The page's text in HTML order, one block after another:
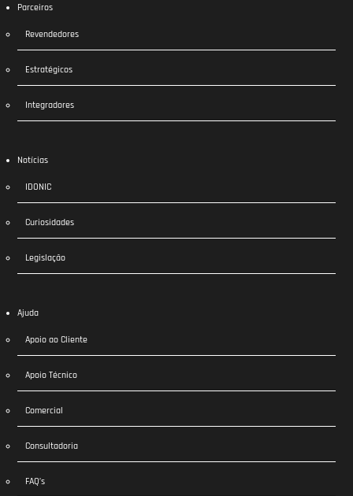
Parceiros
Revendedores
Estratégicos
Integradores
Notícias
IDONIC
Curiosidades
Legislação
Ajuda
Apoio ao Cliente
Apoio Técnico
Comercial
Consultadoria
FAQ’s